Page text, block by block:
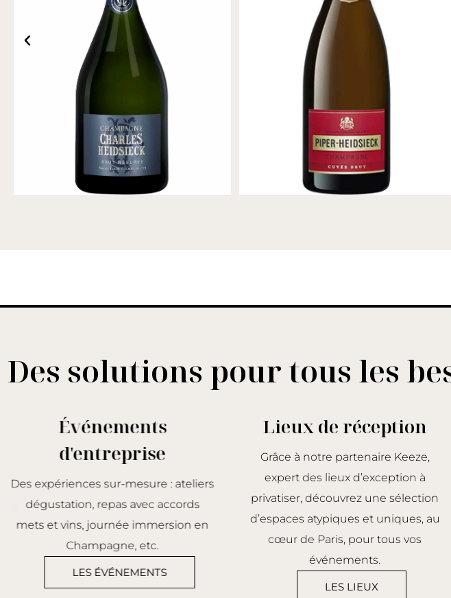
Des solutions pour tous les
Événements
d'entreprise
Des expériences sur-mesure : ateliers
dégustation, repas avec accords
mets et vins, journée immersion en
Champagne, etc.
LES ÉVÉNEMENTS
Lieux de réception
Grâce à notre partenaire Keeze,
expert des lieux d’exception à
privatiser, découvrez une sélection
d’espaces atypiques et uniques, au
cœur de Paris, pour tous vos
événements.
LES LIEUX